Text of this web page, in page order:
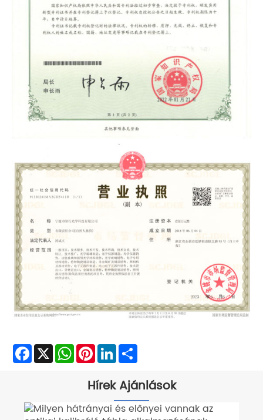
Facebook
X WhatsApp
Pinterest
LinkedIn
Hírek Ajánlások